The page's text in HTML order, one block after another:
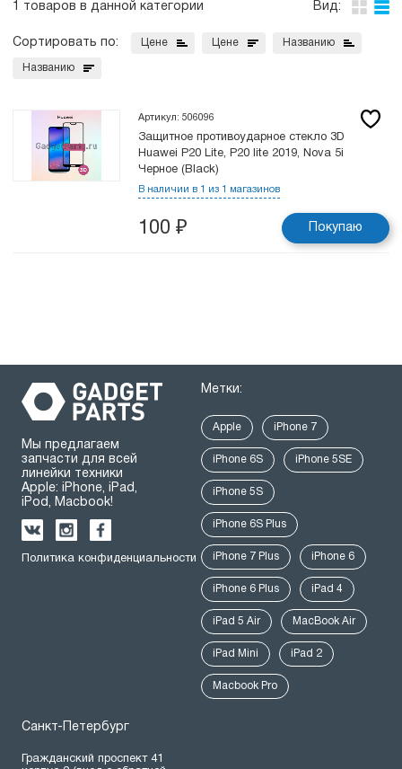
1 товаров в данной категории Вид:
Сортировать по: Цене Цене Названию
Названию
Артикул: 506096
Защитное противоударное стекло 3D
Huawei P20 Lite, P20 lite 2019, Nova 5i
Черное (Black)
В наличии в 1 из 1 магазинов
100 ₽ Покупаю
Мы предлагаем
запчасти для всей
линейки техники
Apple: iPhone, iPad,
iPod, Macbook!
Политика конфиденциальности
Метки:
Apple iPhone 7
iPhone 6S iPhone 5SE
iPhone 5S
iPhone 6S Plus
iPhone 7 Plus iPhone 6
iPhone 6 Plus iPad 4
iPad 5 Air MacBook Air
iPad Mini iPad 2
Macbook Pro
Санкт-Петербург
Гражданский проспект 41